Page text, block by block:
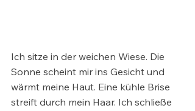
Ich sitze in der weichen Wiese. Die
Sonne scheint mir ins Gesicht und
wärmt meine Haut. Eine kühle Brise
streift durch mein Haar. Ich schließe